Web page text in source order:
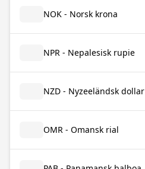
NOK - Norsk krona
NPR - Nepalesisk rupie
NZD - Nyzeeländsk dollar
OMR - Omansk rial